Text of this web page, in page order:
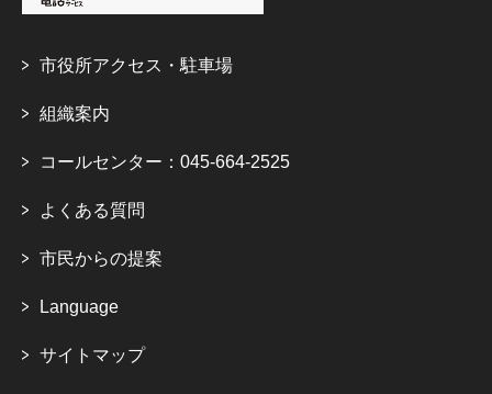
市役所アクセス・駐車場
組織案内
コールセンター：045-664-2525
よくある質問
市民からの提案
Language
サイトマップ